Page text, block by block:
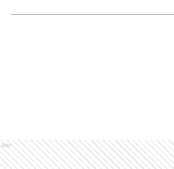
Ads